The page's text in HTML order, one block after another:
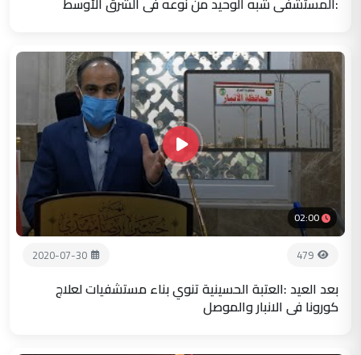
02:00
479
2020-07-30
بعد العيد :العتبة الحسينية تنوي بناء مستشفيات لعلاج
كورونا في الانبار والموصل